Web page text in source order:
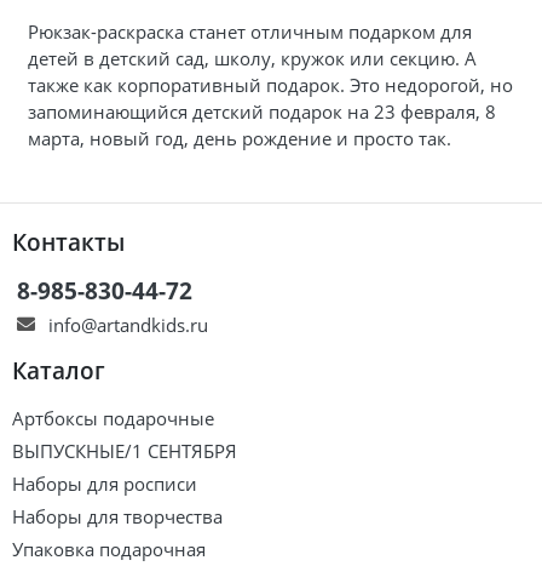
Рюкзак-раскраска станет отличным подарком для
детей в детский сад, школу, кружок или секцию. А
также как корпоративный подарок. Это недорогой, но
запоминающийся детский подарок на 23 февраля, 8
марта, новый год, день рождение и просто так.
Контакты
8-985-830-44-72
info@artandkids.ru
Каталог
Артбоксы подарочные
ВЫПУСКНЫЕ/1 СЕНТЯБРЯ
Наборы для росписи
Наборы для творчества
Упаковка подарочная